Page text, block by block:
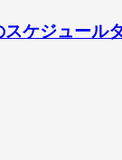
ケジュール